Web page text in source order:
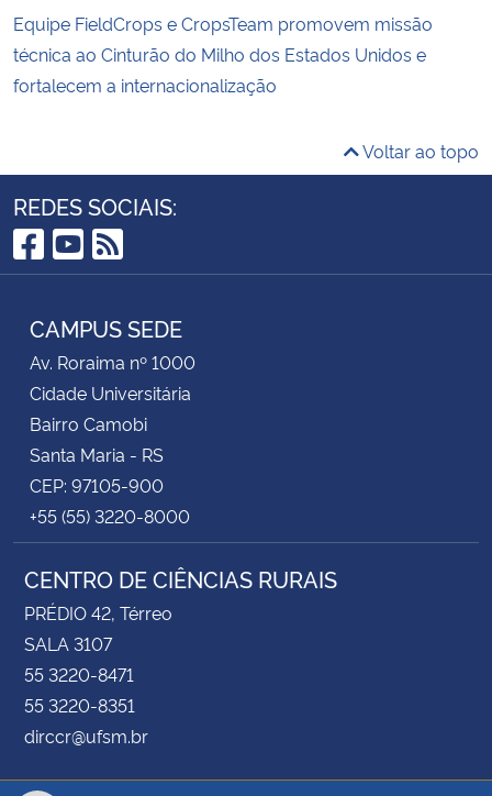
Equipe FieldCrops e CropsTeam promovem missão
técnica ao Cinturão do Milho dos Estados Unidos e
fortalecem a internacionalização
Voltar ao topo
REDES SOCIAIS:
Facebook
YouTube
RSS
CAMPUS SEDE
Av. Roraima nº 1000
Cidade Universitária
Bairro Camobi
Santa Maria - RS
CEP: 97105-900
+55 (55) 3220-8000
CENTRO DE CIÊNCIAS RURAIS
PRÉDIO 42, Térreo
SALA 3107
55 3220-8471
55 3220-8351
dirccr@ufsm.br